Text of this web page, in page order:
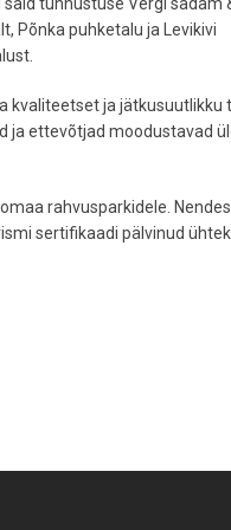
Põnka puhketalu ja Levikivi
kvaliteetset ja jätkusuutlikku
ja ettevõtjad moodustavad
rahvusparkidele. Nendes
sertifikaadi pälvinud